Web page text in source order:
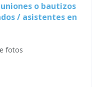
o bautizos
/ asistentes en
fotos